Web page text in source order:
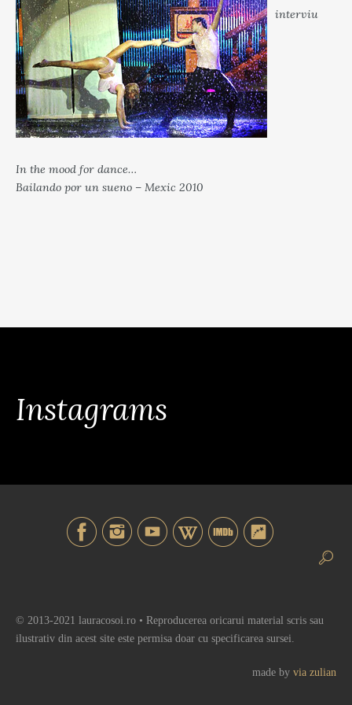
interviu
In the mood for dance…
Bailando por un sueno – Mexic 2010
Instagrams
© 2013-2021 lauracosoi.ro • Reproducerea oricarui material scris sau
ilustrativ din acest site este permisa doar cu specificarea sursei.
made by via zulian